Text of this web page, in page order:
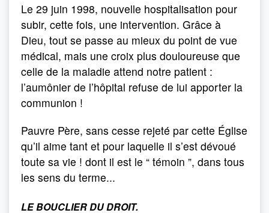
Le 29 juin 1998, nouvelle hospitalisation pour
subir, cette fois, une intervention. Grâce à
Dieu, tout se passe au mieux du point de vue
médical, mais une croix plus douloureuse que
celle de la maladie attend notre patient :
l’aumônier de l’hôpital refuse de lui apporter la
communion !
Pauvre Père, sans cesse rejeté par cette Église
qu’il aime tant et pour laquelle il s’est dévoué
toute sa vie ! dont il est le “ témoin ”, dans tous
les sens du terme...
LE BOUCLIER DU DROIT.